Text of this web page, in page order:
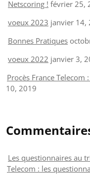
Netscoring ! février 25,
voeux 2023 janvier 14,
Bonnes Pratiques
voeux 2022 janvier 3,
Procès France
10, 2019
Les questionnaires au
Telecom : les